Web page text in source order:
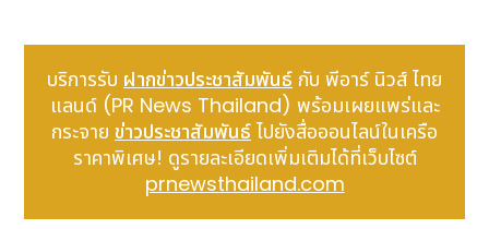
ชวงศ์หมิง (Ming Dynasty Culture Forum) ประจำปี
2569 ภายใต้แนวคิด “World Heritage Splendor,
Cultural Renaissance” (วิจิตรตระการตามรดกโลก
พลิกฟื้นวัฒนธรรมรุ่งเรือง) ได้เปิดฉากขึ้นอย่างเป็น
ทางการ ณ ศูนย์บริการนักท่องเที่ยว แหล่งท่องเที่ยวสุสาน
หลวงราชวงศ์หมิง ในเขตฉางผิง งานนี้เป็นการรวมตัวครั้ง
บริการรับ ฝากข่าวประชาสัมพันธ์ กับ พีอาร์ นิวส์ ไทย
แลนด์ (PR News Thailand) พร้อมเผยแพร่และ
กระจาย ข่าวประชาสัมพันธ์ ไปยังสื่อออนไลน์ในเครือ
ราคาพิเศษ! ดูรายละเอียดเพิ่มเติมได้ที่เว็บไซต์
prnewsthailand.com